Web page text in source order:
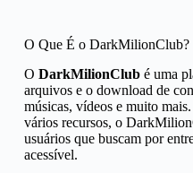
O Que É o DarkMilionClub?
O DarkMilionClubé uma
arquivos e o download de
músicas, vídeos e muito
vários recursos, o
usuários que buscam por
acessível.